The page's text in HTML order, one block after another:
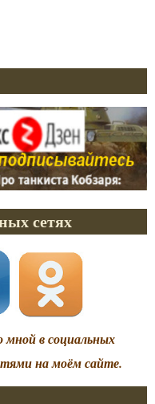
сетях
в социальных
на моём сайте.